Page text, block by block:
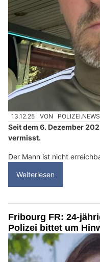
13.12.25 VON
Seit dem 6. Dezember
vermisst.
Der Mann ist nicht
Weiterlesen
Fribourg FR: 24-
Polizei bittet um